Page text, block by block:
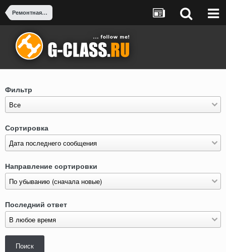
Ремонтная зона G-CLASS
Фильтр
Сортировка
Направление сортировки
Последний ответ
Поиск